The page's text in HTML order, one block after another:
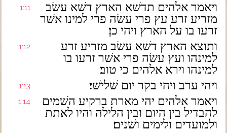
1:11
ויאמר אלהים תדשׁא הארץ דשׁא עשׂב
מזריע זרע עץ פרי עשׂה פרי למינו אשׁר
זרעו בו על הארץ ויהי כן׃
1:12
ותוצא הארץ דשׁא עשׂב מזריע זרע
למינהו ועץ עשׂה פרי אשׁר זרעו בו
למינהו וירא אלהים כי טוב׃
1:13 ויהי ערב ויהי בקר יום שׁלישׁי׃
1:14
ויאמר אלהים יהי מארת ברקיע השׁמים
להבדיל בין היום ובין הלילה והיו לאתת
ולמועדים ולימים ושׁנים׃